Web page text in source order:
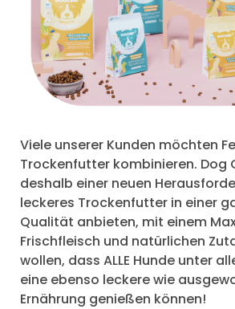
Viele unserer Kunden möchten
Trockenfutter kombinieren. Dog
deshalb einer neuen
leckeres Trockenfutter in einer
Qualität anbieten, mit einem
Frischfleisch und natürlichen
wollen, dass ALLE Hunde unter
eine ebenso leckere wie
Ernährung genießen können!